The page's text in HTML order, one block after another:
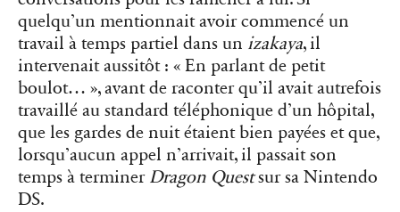
quelqu’un mentionnait avoir commencé un
travail à temps partiel dans un izakaya, il
intervenait aussitôt : « En parlant de petit
boulot… », avant de raconter qu’il avait autrefois
travaillé au standard téléphonique d’un hôpital,
que les gardes de nuit étaient bien payées et que,
lorsqu’aucun appel n’arrivait, il passait son
temps à terminer Dragon Questsur sa Nintendo
DS.